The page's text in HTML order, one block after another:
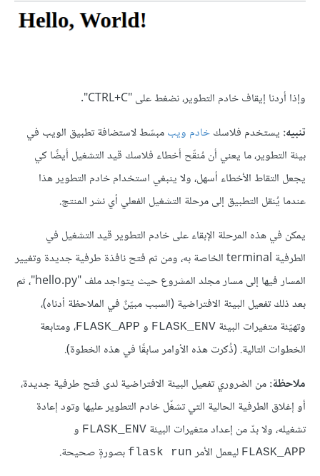
وإذا أردنا إيقاف خادم التطوير، نضغط على "CTRL+C".
تنبيه: يستخدم فلاسكخادم ويبمبسّط لاستضافة تطبيق الويب في
بيئة التطوير، ما يعني أن مُنقّح أخطاء فلاسك قيد التشغيل أيضًا كي
يجعل التقاط الأخطاء أسهل، ولا ينبغي استخدام خادم التطوير هذا
عندما يُنقل التطبيق إلى مرحلة التشغيل الفعلي أي نشر المنتج.
يمكن في هذه المرحلة الإبقاء على خادم التطوير قيد التشغيل في
الطرفية terminal الخاصة به، ومن ثم فتح نافذة طرفية جديدة وتغيير
المسار فيها إلى مسار مجلد المشروع حيث يتواجد ملف "hello.py"، ثم
بعد ذلك تفعيل البيئة الافتراضية (السبب مبيّنٌ في الملاحظة أدناه)،
وتهيّئة متغيرات البيئة FLASK_ENV و FLASK_APP، ومتابعة
الخطوات التالية. (ذُكرت هذه الأوامر سابقًا في هذه الخطوة).
ملاحظة:من الضروري تفعيل البيئة الافتراضية لدى فتح طرفية جديدة،
أو إغلاق الطرفية الحالية التي تشغّل خادم التطوير عليها وتود إعادة
تشغيله، ولا بدّ من إعداد متغيرات البيئة FLASK_ENV و
FLASK_APP ليعمل الأمر flask run بصورةٍ صحيحة.